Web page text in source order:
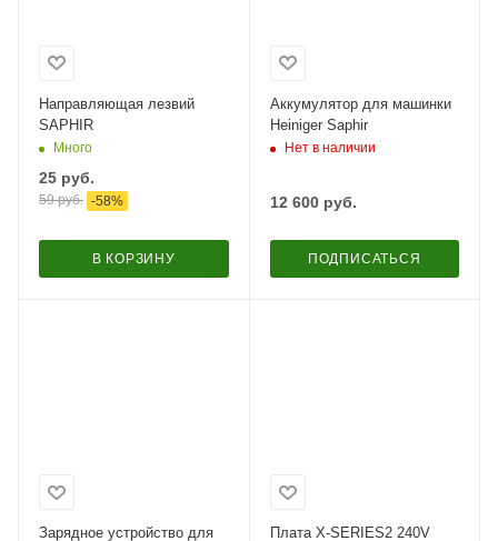
Направляющая лезвий
SAPHIR
Много
25 руб.
59руб. -58%
В КОРЗИНУ
Аккумулятор для машинки
Heiniger Saphir
Нет в наличии
12 600руб.
ПОДПИСАТЬСЯ
Зарядное устройство для
Плата X-SERIES2 240V